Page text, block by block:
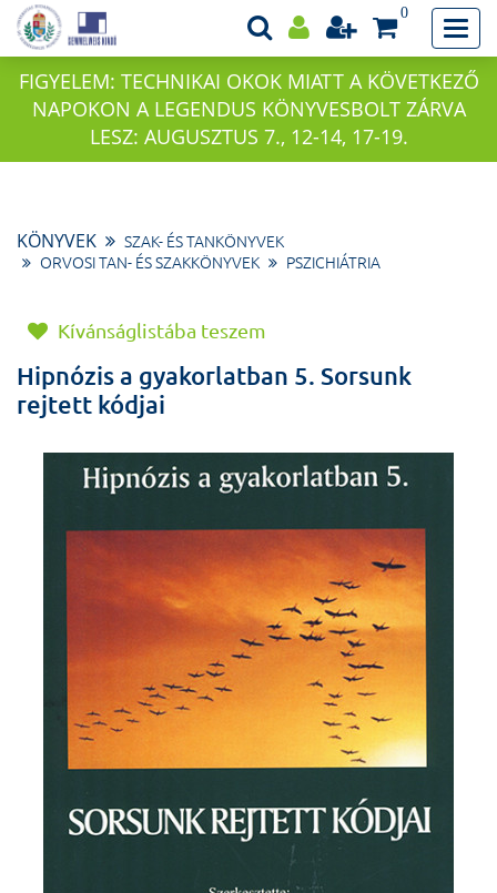
0
FIGYELEM: TECHNIKAI OKOK MIATT A KÖVETKEZŐ
NAPOKON A LEGENDUS KÖNYVESBOLT ZÁRVA
LESZ: AUGUSZTUS 7., 12-14, 17-19.
KÖNYVEK
SZAK- ÉS TANKÖNYVEK
ORVOSI TAN- ÉS SZAKKÖNYVEK
PSZICHIÁTRIA
Kívánságlistába teszem
Hipnózis a gyakorlatban 5. Sorsunk
rejtett kódjai